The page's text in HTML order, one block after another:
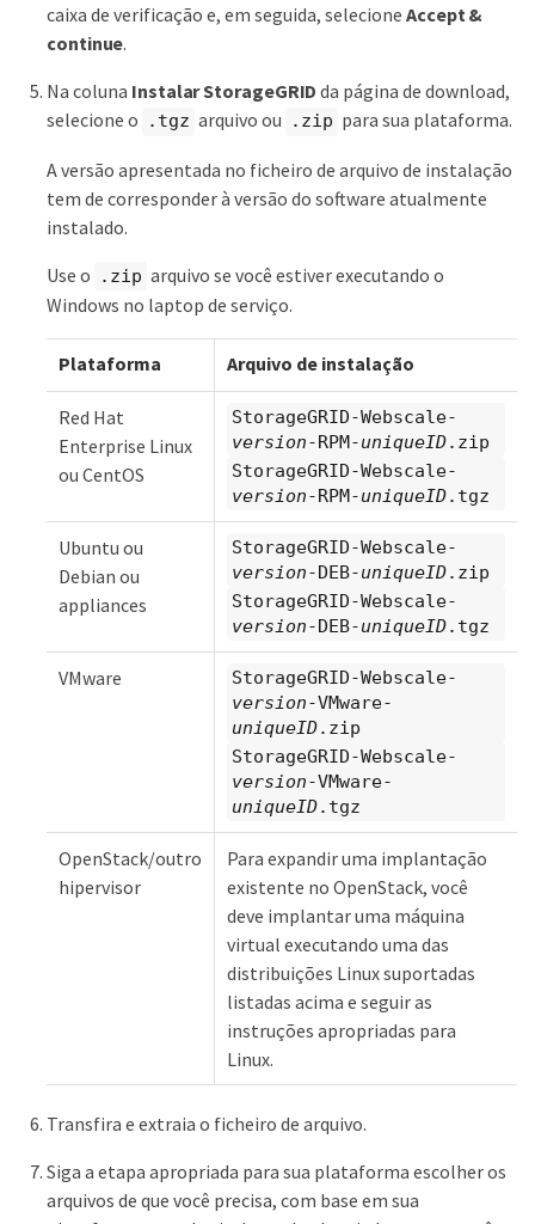
caixa de verificação e, em seguida, selecione Accept &
continue.
Na coluna Instalar StorageGRID da página de download,
selecione o
.tgz arquivo ou .zip para sua plataforma.
A versão apresentada no ficheiro de arquivo de instalação
tem de corresponder à versão do software atualmente
instalado.
Use o
.zip arquivo se você estiver executando o
Windows no laptop de serviço.
Plataforma Arquivo de instalação
Red Hat
Enterprise Linux
ou CentOS
StorageGRID-Webscale-
version-RPM-uniqueID.zip
StorageGRID-Webscale-
version-RPM-uniqueID.tgz
Ubuntu ou
Debian ou
appliances
StorageGRID-Webscale-
version-DEB-uniqueID.zip
StorageGRID-Webscale-
version-DEB-uniqueID.tgz
VMware
StorageGRID-Webscale-
version-VMware-
uniqueID.zip
StorageGRID-Webscale-
version-VMware-
uniqueID.tgz
OpenStack/outro
hipervisor
Para expandir uma implantação
existente no OpenStack, você
deve implantar uma máquina
virtual executando uma das
distribuições Linux suportadas
listadas acima e seguir as
instruções apropriadas para
Linux.
Transfira e extraia o ficheiro de arquivo.
Siga a etapa apropriada para sua plataforma escolher os
arquivos de que você precisa, com base em sua